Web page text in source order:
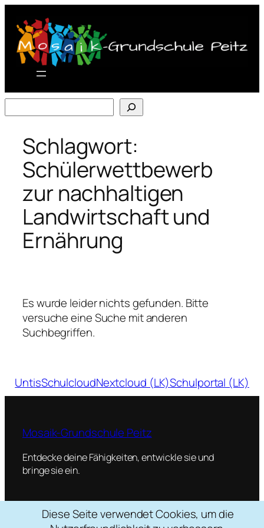
Inhalt
springen
Schlagwort:
Schülerwettbewerb
zur nachhaltigen
Landwirtschaft und
Ernährung
Es wurde leider nichts gefunden. Bitte
versuche eine Suche mit anderen
Suchbegriffen.
UntisSchulcloudNextcloud (LK)Schulportal (LK)
Mosaik-Grundschule Peitz
Entdecke deine Fähigkeiten, entwickle sie und
bringe sie ein.
Schulstraße 2, 03185 Peitz
Diese Seite verwendet Cookies, um die